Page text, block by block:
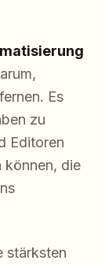
Es
zu
Editoren
können, die
stärksten